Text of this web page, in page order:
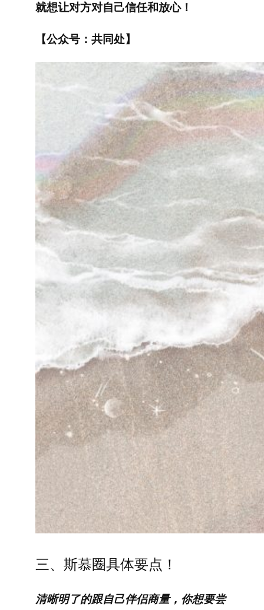
就想让对方对自己信任和放心！
【公众号：共同处】
三、斯慕圈具体要点！
清晰明了的跟自己伴侣商量，你想要尝